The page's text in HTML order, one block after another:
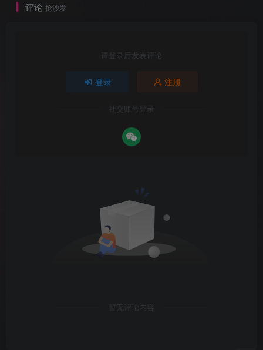
评论 抢沙发
请登录后发表评论
登录 注册
社交账号登录
暂无评论内容